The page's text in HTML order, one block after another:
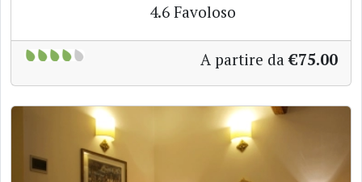
4.6Favoloso
A partire da €75.00